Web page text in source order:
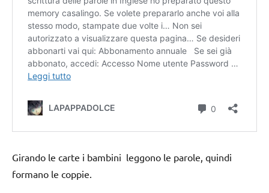
Girando le carte i bambini leggono le parole, quindi
formano le coppie.